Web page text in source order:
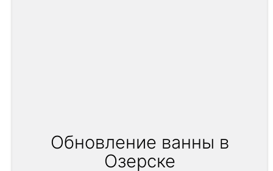
Обновление ванны в
Озерске